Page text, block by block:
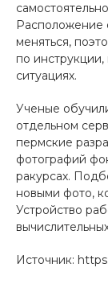
Расположение
меняться,
по
ситуациях.
Ученые
отдельном
пермские
фотографий
ракурсах.
новыми фото,
Устройство
Источник: